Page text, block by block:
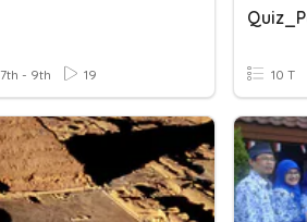
7th - 9th 19 10 T